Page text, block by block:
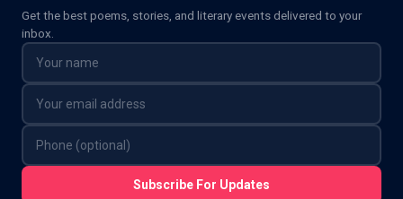
Get the best poems, stories, and literary events delivered to your
inbox.
Subscribe For Updates